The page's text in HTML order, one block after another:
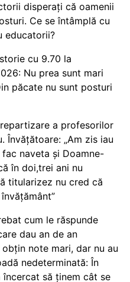
disperați că oamenii
Ce se întâmplă cu
educatorii?
cu 9.70 la
Nu prea sunt mari
păcate nu sunt posturi
a profesorilor
Învățătoare: „Am zis iau
fac naveta și Doamne-
în doi,trei ani nu
titularizez nu cred că
cum le răspunde
dau an de an
note mari, dar nu au
nedeterminată: În
încercat să ținem cât se